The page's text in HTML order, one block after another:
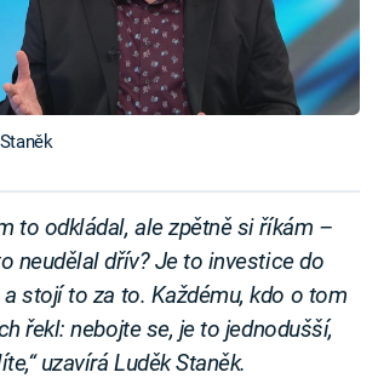
to odkládal, ale zpětně si říkám –
neudělal dřív? Je to investice do
stojí to za to. Každému, kdo o tom
řekl: nebojte se, je to jednodušší,
uzavírá Luděk Staněk.